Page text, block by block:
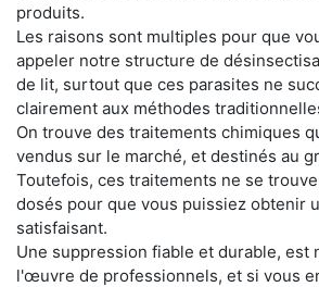
produits.
Les raisons sont multiples pour que
appeler notre structure de
de lit, surtout que ces parasites ne
clairement aux méthodes
On trouve des traitements chimiques
vendus sur le marché, et destinés au
Toutefois, ces traitements ne se
dosés pour que vous puissiez obtenir
satisfaisant.
Une suppression fiable et durable, est
l'œuvre de professionnels, et si vous